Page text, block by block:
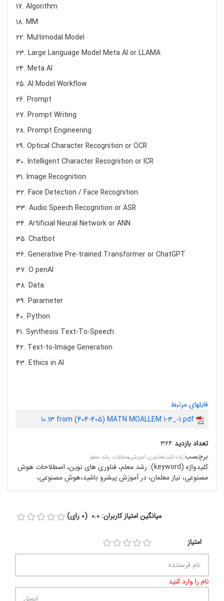
17. Algorithm
18. MM
22. Multimodal Model
23. Large Language Model Meta AI or LLAMA
24. Meta AI
25. AI Model Workflow
26. Prompt
27. Prompt Writing
28. Prompt Engineering
29. Optical Character Recognition or OCR
30. Intelligent Character Recognition or ICR
31. Image Recognition
32. Face Detection / Face Recognition
33. Audio Speech Recognition or ASR
34. Artificial Neural Network or ANN
35. Chatbot
36. Generative Pre-trained Transformer or ChatGPT
37. O penAI
38. Data
39. Parameter
40. Python
41. Synthesis Text-To-Speech
42. Text-to-Image Generation
43. Ethics in AI
فایلهای مرتبط
10.13 from (404-405) MATN MOALLEM 1-3_-1.pdf
تعداد بازدید ۳۶۴
برچسب:یادداشت،فناوری آموزشی،مقالات رشد معلم
کلیدواژه (keyword):
رشد معلم، فناوری های نوین، اصطلاحات هوش
مصنوعی، نیاز معلمان، در آموزش پیشرو باشید،هوش مصنوعی،
میانگین امتیاز کاربران: 0.0 (0 رای)
امتیاز
نام را وارد کنید